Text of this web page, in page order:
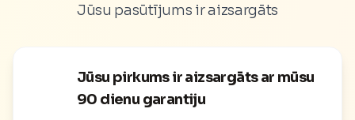
Jūsu pasūtījums ir aizsargāts
Jūsu pirkums ir aizsargāts ar mūsu
90 dienu garantiju